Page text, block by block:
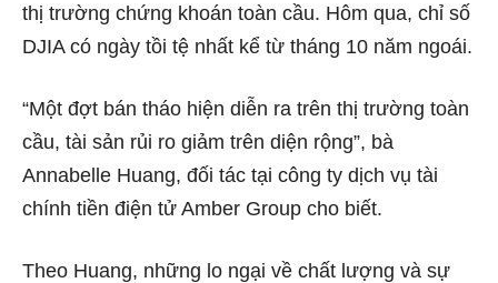
thị trường chứng khoán toàn cầu. Hôm qua, chỉ số
DJIA có ngày tồi tệ nhất kể từ tháng 10 năm ngoái.
“Một đợt bán tháo hiện diễn ra trên thị trường toàn
cầu, tài sản rủi ro giảm trên diện rộng”, bà
Annabelle Huang, đối tác tại công ty dịch vụ tài
chính tiền điện tử Amber Group cho biết.
Theo Huang, những lo ngại về chất lượng và sự